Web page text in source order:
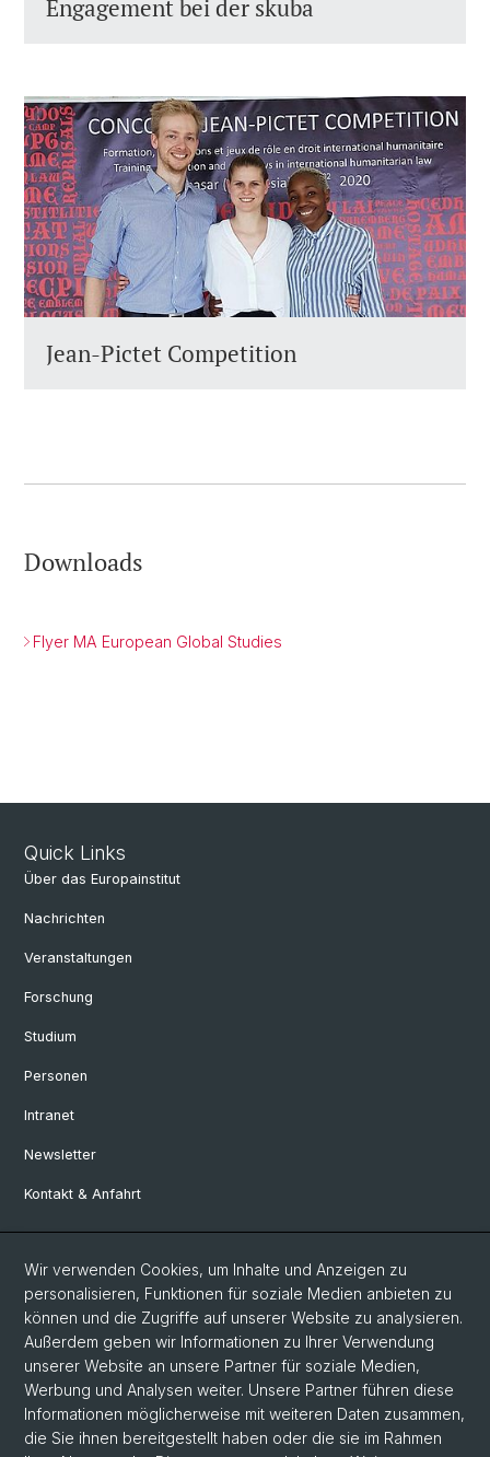
Engagement bei der skuba
Jean-Pictet Competition
Downloads
Flyer MA European Global Studies
Quick Links
Über das Europainstitut
Nachrichten
Veranstaltungen
Forschung
Studium
Personen
Intranet
Newsletter
Kontakt & Anfahrt
Social Media
Facebook
LinkedIn
Instagram
Wir verwenden Cookies, um Inhalte und Anzeigen zu
personalisieren, Funktionen für soziale Medien anbieten zu
können und die Zugriffe auf unserer Website zu analysieren.
Außerdem geben wir Informationen zu Ihrer Verwendung
unserer Website an unsere Partner für soziale Medien,
Werbung und Analysen weiter. Unsere Partner führen diese
Informationen möglicherweise mit weiteren Daten zusammen,
die Sie ihnen bereitgestellt haben oder die sie im Rahmen